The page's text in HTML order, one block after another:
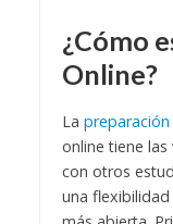
¿Cómo
Online?
La
online tiene
con otros
una